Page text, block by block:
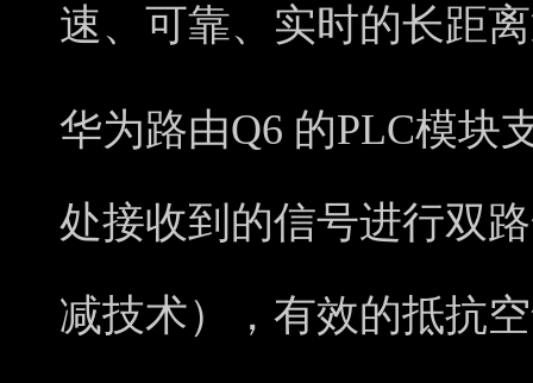
速、可靠、实时的长距
华为路由Q6 的PLC模块
处接收到的信号进行双
减技术），有效的抵抗